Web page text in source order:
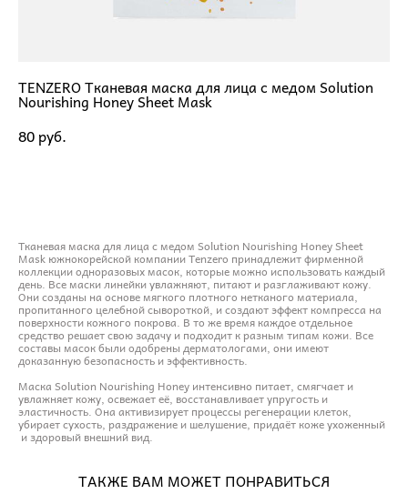
TENZERO Тканевая маска для лица с медом Solution
Nourishing Honey Sheet Mask
80 pуб.
Тканевая маска для лица с медом Solution Nourishing Honey Sheet
Mask южнокорейской компании Tenzero принадлежит фирменной
коллекции одноразовых масок, которые можно использовать каждый
день. Все маски линейки увлажняют, питают и разглаживают кожу.
Они созданы на основе мягкого плотного нетканого материала,
пропитанного целебной сывороткой, и создают эффект компресса на
поверхности кожного покрова. В то же время каждое отдельное
средство решает свою задачу и подходит к разным типам кожи. Все
составы масок были одобрены дерматологами, они имеют
доказанную безопасность и эффективность.
Маска Solution Nourishing Honey интенсивно питает, смягчает и
увлажняет кожу, освежает её, восстанавливает упругость и
эластичность. Она активизирует процессы регенерации клеток,
убирает сухость, раздражение и шелушение, придаёт коже ухоженный
и здоровый внешний вид.
ТАКЖЕ ВАМ МОЖЕТ ПОНРАВИТЬСЯ